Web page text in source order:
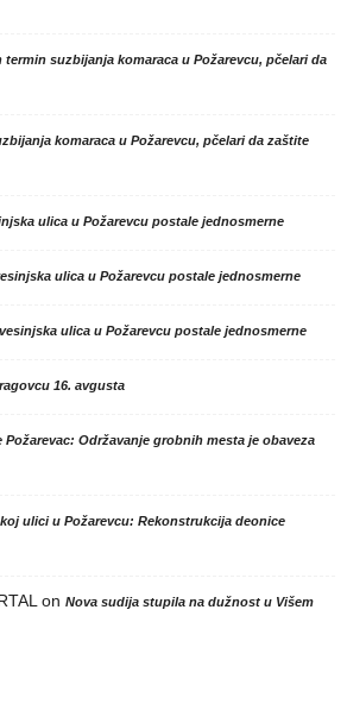
termin suzbijanja komaraca u Požarevcu, pčelari da
komaraca u Požarevcu, pčelari da zaštite
ulica u Požarevcu postale jednosmerne
ulica u Požarevcu postale jednosmerne
ulica u Požarevcu postale jednosmerne
16. avgusta
Održavanje grobnih mesta je obaveza
ulici u Požarevcu: Rekonstrukcija deonice
on Nova sudija stupila na dužnost u Višem